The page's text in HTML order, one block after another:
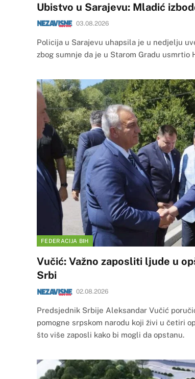
Ubistvo u Sarajevu: Mladić
03.08.2026
Policija u Sarajevu uhapsila je u nedjelju
zbog sumnje da je u Starom Gradu usmrtio
FEDERACIJA BIH
Vučić: Važno zaposliti ljude u
Srbi
02.08.2026
Predsjednik Srbije Aleksandar Vučić
pomogne srpskom narodu koji živi u četiri
što više zaposli kako bi mogli da opstanu.